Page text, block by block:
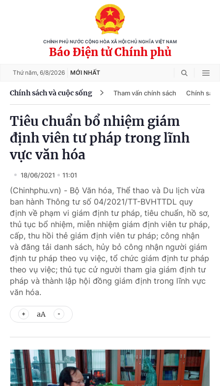
CHÍNH PHỦ NƯỚC CỘNG HÒA XÃ HỘI CHỦ NGHĨA VIỆT NAM
Báo Điện tử Chính phủ
Thứ năm, 6/8/2026 MỚI NHẤT
Chính sách và cuộc sống Tham vấn chính sách Chính
Tiêu chuẩn bổ nhiệm giám
định viên tư pháp trong lĩnh
vực văn hóa
18/06/2021 11:01
(Chinhphu.vn) - Bộ Văn hóa, Thể thao và Du lịch vừa
ban hành Thông tư số 04/2021/TT-BVHTTDL quy
định về phạm vi giám định tư pháp, tiêu chuẩn, hồ sơ,
thủ tục bổ nhiệm, miễn nhiệm giám định viên tư pháp,
cấp, thu hồi thẻ giám định viên tư pháp; công nhận
và đăng tải danh sách, hủy bỏ công nhận người giám
định tư pháp theo vụ việc, tổ chức giám định tư pháp
theo vụ việc; thủ tục cử người tham gia giám định tư
pháp và thành lập hội đồng giám định trong lĩnh vực
văn hóa.
aA